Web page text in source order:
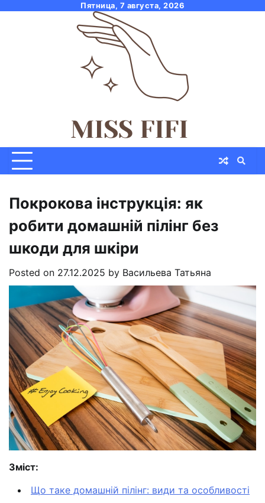
Пятница, 7 августа, 2026
Покрокова інструкція: як
робити домашній пілінг без
шкоди для шкіри
Posted on 27.12.2025 by Васильева Татьяна
Зміст:
Що таке домашній пілінг: види та особливості